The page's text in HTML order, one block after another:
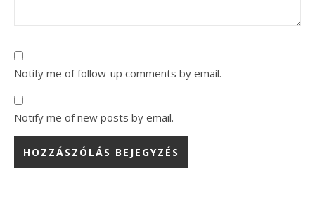
Notify me of follow-up comments by email.
Notify me of new posts by email.